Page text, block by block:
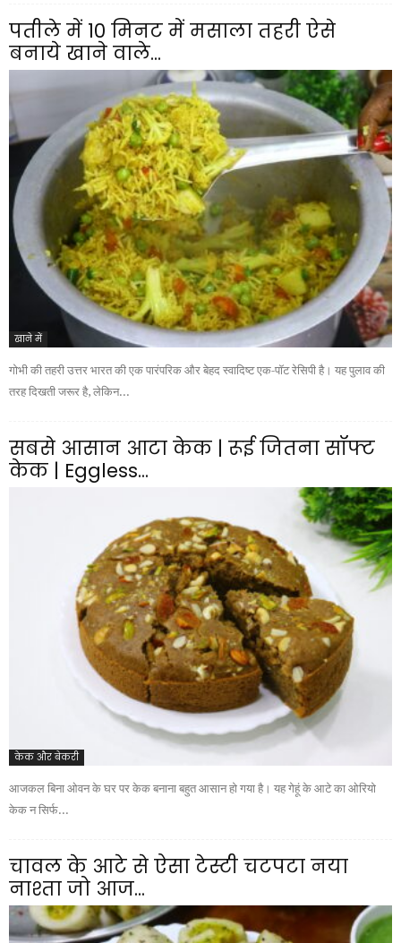
पतीले में 10 मिनट में मसाला तहरी ऐसे
बनाये खाने वाले...
खाने में
गोभी की तहरी उत्तर भारत की एक पारंपरिक और बेहद स्वादिष्ट एक-पॉट रेसिपी है। यह पुलाव की
तरह दिखती जरूर है, लेकिन...
सबसे आसान आटा केक | रूई जितना सॉफ्ट
केक | Eggless...
केक और बेकरी
आजकल बिना ओवन के घर पर केक बनाना बहुत आसान हो गया है। यह गेहूं के आटे का ओरियो
केक न सिर्फ...
चावल के आटे से ऐसा टेस्टी चटपटा नया
नाश्ता जो आज...